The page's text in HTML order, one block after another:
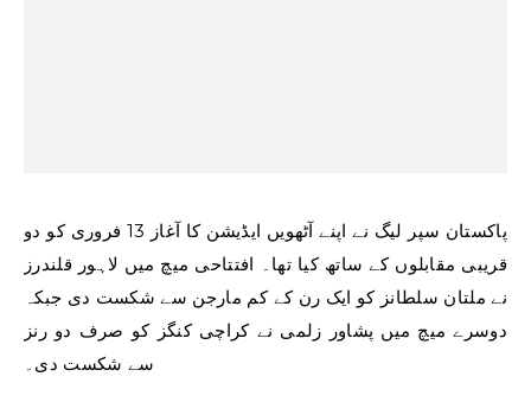
پاکستان سپر لیگ نے اپنے آٹھویں ایڈیشن کا آغاز 13 فروری کو دو
قریبی مقابلوں کے ساتھ کیا تھا۔ افتتاحی میچ میں لاہور قلندرز
نے ملتان سلطانز کو ایک رن کے کم مارجن سے شکست دی جبکہ
دوسرے میچ میں پشاور زلمی نے کراچی کنگز کو صرف دو رنز
سے شکست دی۔